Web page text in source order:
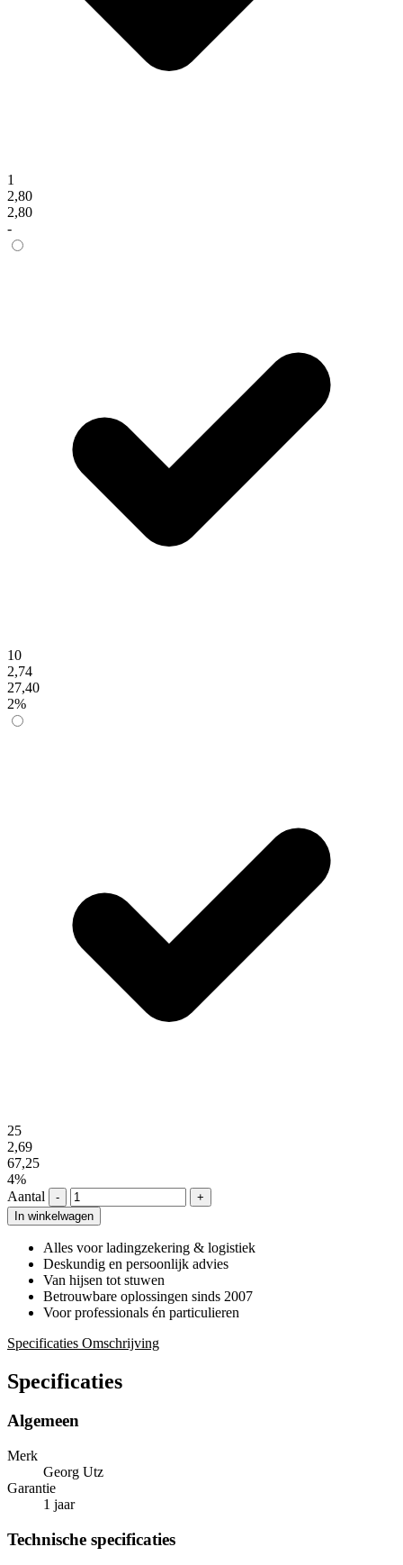
1
2,80
2,80
-
10
2,74
27,40
2%
25
2,69
67,25
4%
Aantal
-
+
In winkelwagen
Alles voor ladingzekering & logistiek
Deskundig en persoonlijk advies
Van hijsen tot stuwen
Betrouwbare oplossingen sinds 2007
Voor professionals én particulieren
Specificaties Omschrijving
Specificaties
Algemeen
Merk
Georg Utz
Garantie
1 jaar
Technische specificaties